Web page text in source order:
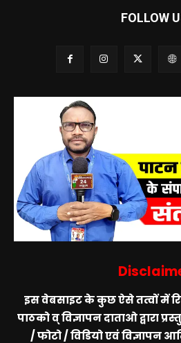
FOLLOW
इस वेबसाइट के कुछ ऐसे तत्वों में
पाठको व् विज्ञापन दाताओ द्वारा
/ फोटो / विडियो एवं विज्ञापन